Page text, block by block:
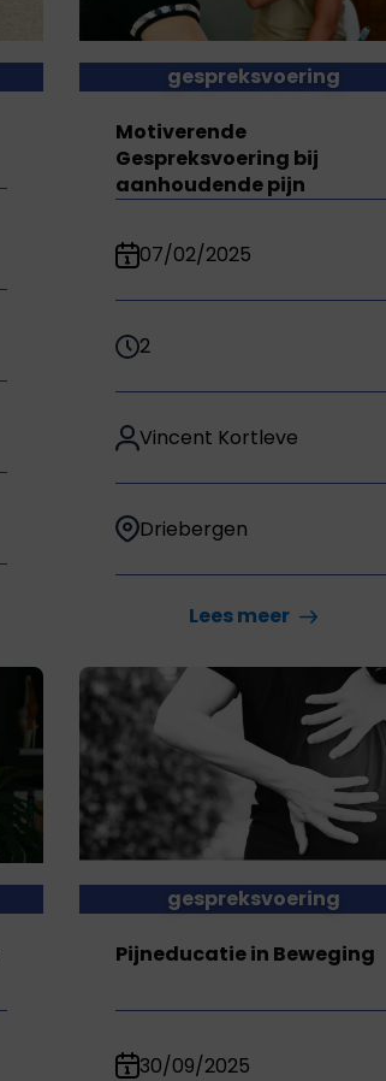
gespreksvoering
Motiverende
Gespreksvoering bij
aanhoudende pijn
07/02/2025
2
Vincent Kortleve
Driebergen
Lees meer
gespreksvoering
Pijneducatie in Beweging
30/09/2025